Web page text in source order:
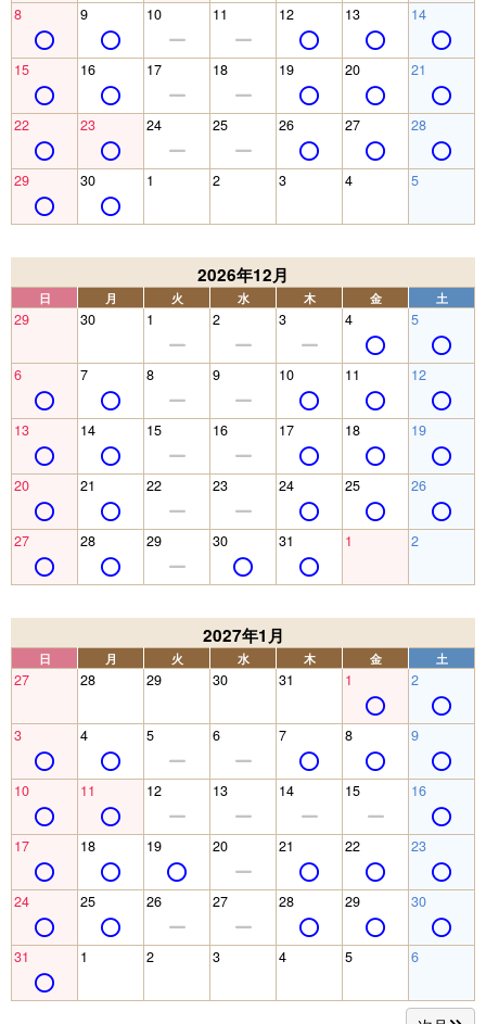
8 9 10 11 12 13 14
15 16 17 18 19 20 21
22 23 24 25 26 27 28
29 30 1 2 3 4 5
2026年12月
日 月 火 水 木 金 土
29 30 1 2 3 4 5
6 7 8 9 10 11 12
13 14 15 16 17 18 19
20 21 22 23 24 25 26
27 28 29 30 31 1 2
2027年1月
日 月 火 水 木 金 土
27 28 29 30 31 1 2
3 4 5 6 7 8 9
10 11 12 13 14 15 16
17 18 19 20 21 22 23
24 25 26 27 28 29 30
31 1 2 3 4 5 6